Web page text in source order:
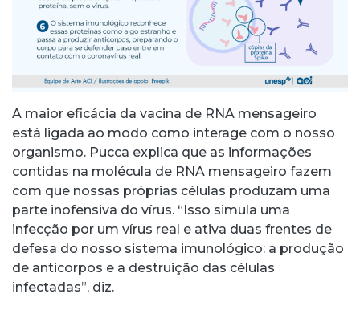
A maior eficácia da vacina de RNA mensageiro
está ligada ao modo como interage com o nosso
organismo. Pucca explica que as informações
contidas na molécula de RNA mensageiro fazem
com que nossas próprias células produzam uma
parte inofensiva do vírus. “Isso simula uma
infecção por um vírus real e ativa duas frentes de
defesa do nosso sistema imunológico: a produção
de anticorpos e a destruição das células
infectadas”, diz.